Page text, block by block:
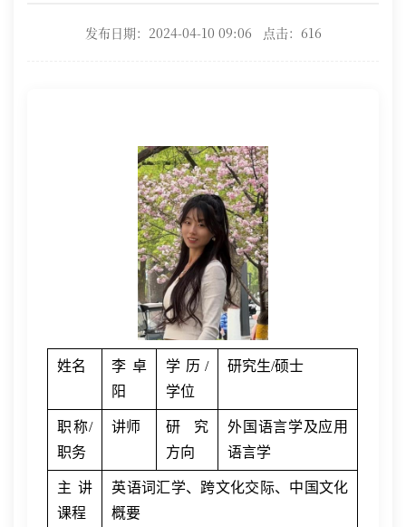
发布日期：2024-04-10 09:06 点击： 616
姓名
李卓
阳
学历/
学位
研究生/硕士
职称/
职务
讲师
研究
方向
外国语言学及应用
语言学
主讲
课程
英语词汇学、跨文化交际、中国文化
概要